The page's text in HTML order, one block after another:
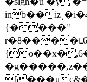
{����"
{o��x�
[